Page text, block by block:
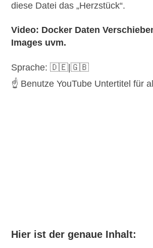
diese Datei das „Herzstück“.
Video: Docker Daten
Images uvm.
Sprache: 🇩🇪|🇬🇧
☝️ Benutze YouTube Untertitel für
Hier ist der genaue Inhalt: